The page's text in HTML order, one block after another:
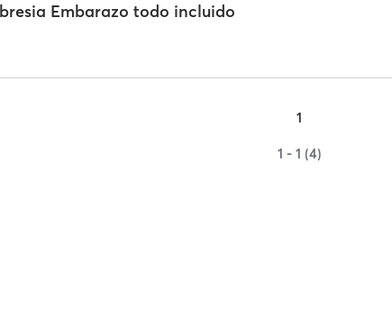
Embarazo todo incluido
1
1 - 1 (4)